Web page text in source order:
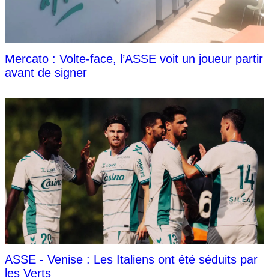
Mercato : Volte-face, l’ASSE voit un joueur partir
avant de signer
ASSE - Venise : Les Italiens ont été séduits par
les Verts